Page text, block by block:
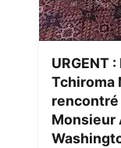
URGENT
Tchiroma
rencontré
Monsieur